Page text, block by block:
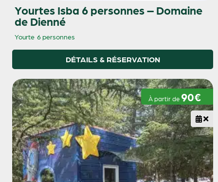
Yourtes Isba 6 personnes – Domaine
de Dienné
Yourte 6 personnes
DÉTAILS & RÉSERVATION
À partir de 90€